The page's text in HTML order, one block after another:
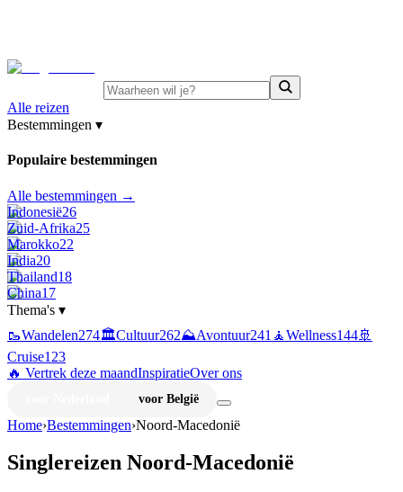
Alle reizen
Bestemmingen ▾
Populaire bestemmingen
Alle bestemmingen →
Indonesië26
Zuid-Afrika25
Marokko22
India20
Thailand18
China17
Thema's ▾
🥾Wandelen274🏛️Cultuur262⛰️Avontuur241 🧘Wellness144🚢
Cruise123
🔥 Vertrek deze maandInspiratieOver ons
voor België
Home›Bestemmingen›Noord-Macedonië
Singlereizen Noord-Macedonië